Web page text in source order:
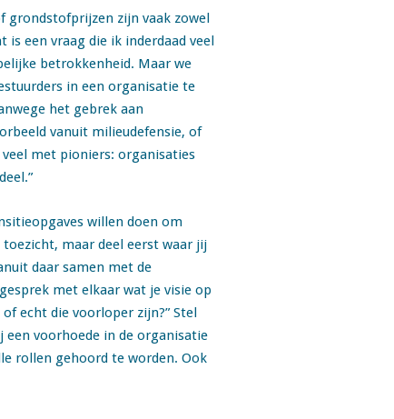
grondstofprijzen zijn vaak zowel
is een vraag die ik inderdaad veel
betrokkenheid. Maar we
in een organisatie te
het gebrek aan
vanuit milieudefensie, of
met pioniers: organisaties
willen doen om
maar deel eerst waar jij
daar samen met de
met elkaar wat je visie op
echt die voorloper zijn?” Stel
een voorhoede in de organisatie
rollen gehoord te worden. Ook